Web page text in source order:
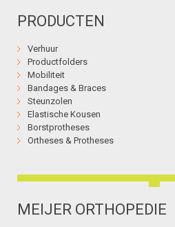
PRODUCTEN
Verhuur
Productfolders
Mobiliteit
Bandages & Braces
Steunzolen
Elastische Kousen
Borstprotheses
Ortheses & Protheses
MEIJER ORTHOPEDIE